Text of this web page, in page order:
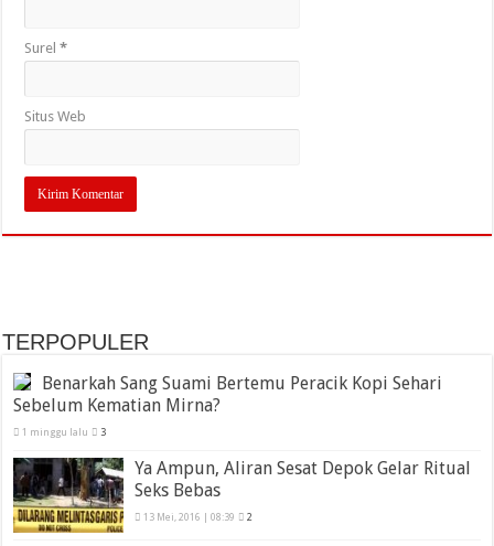
Surel*
Situs Web
TERPOPULER
Benarkah Sang Suami Bertemu Peracik Kopi Sehari
Sebelum Kematian Mirna?
1 minggu lalu 3
Ya Ampun, Aliran Sesat Depok Gelar Ritual
Seks Bebas
13 Mei, 2016 | 08:39 2